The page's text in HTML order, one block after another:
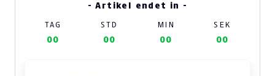
- Artikel endet in -
TAG STD MIN SEK
00 00 00 00